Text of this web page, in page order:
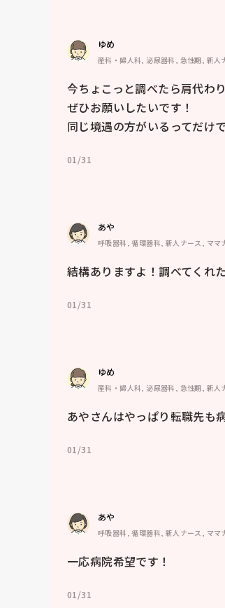
ゆめ
産科・婦人科, 泌尿器科, 急性期, 新
今ちょこっと調べたら肩代わ
ぜひお願いしたいです！
同じ境遇の方がいるってだけ
01/31
あや
呼吸器科, 循環器科, 新人ナース, ママ
結構ありますよ！調べてくれ
01/31
ゆめ
産科・婦人科, 泌尿器科, 急性期, 新
あやさんはやっぱり転職先も
01/31
あや
呼吸器科, 循環器科, 新人ナース, ママ
一応病院希望です！
01/31